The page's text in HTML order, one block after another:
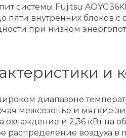
системы Fujitsu
пяти внутренних блоков
при низком
и
диапазоне
межсезонье и мягкие
и 2,36 кВт на
распределение воздуха